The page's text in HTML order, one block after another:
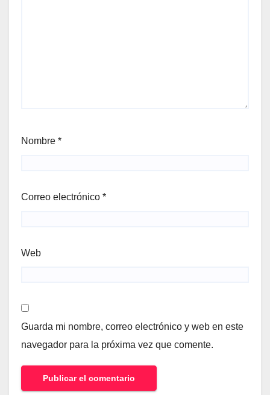
Nombre *
Correo electrónico *
Web
Guarda mi nombre, correo electrónico y web en este
navegador para la próxima vez que comente.